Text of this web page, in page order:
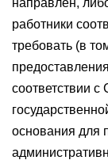
направлен,
работники
требовать (в
соответствии
основания для